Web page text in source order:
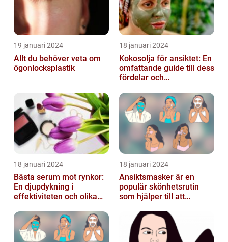
19 januari 2024
Allt du behöver veta om
ögonlocksplastik
18 januari 2024
Kokosolja för ansiktet: En
omfattande guide till dess
fördelar och
18 januari 2024
Bästa serum mot rynkor:
En djupdykning i
effektiviteten och olika
18 januari 2024
Ansiktsmasker är en
populär skönhetsrutin
som hjälper till att
huden